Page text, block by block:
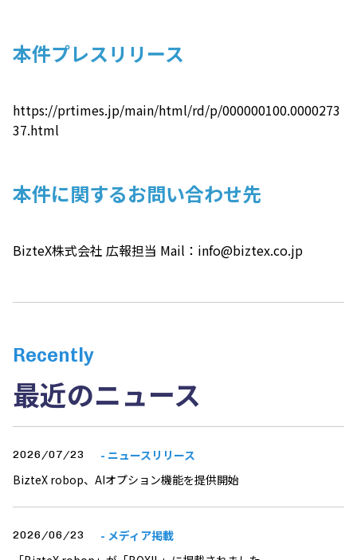
本件プレスリリース
https://prtimes.jp/main/html/rd/p/000000100.0000273
37.html
本件に関するお問い合わせ先
BizteX株式会社 広報担当 Mail： info@biztex.co.jp
Recently
最近のニュース
2026/07/23
- ニュースリリース
BizteX robop、AIオプション機能を提供開始
2026/06/23
- メディア掲載